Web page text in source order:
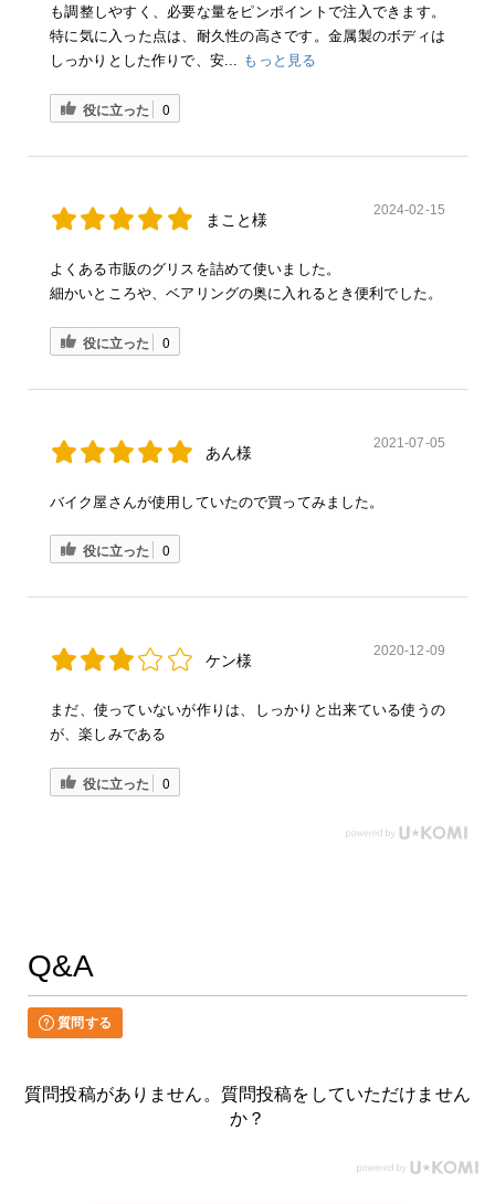
も調整しやすく、必要な量をピンポイントで注入できます。
特に気に入った点は、耐久性の高さです。金属製のボディは
しっかりとした作りで、安... もっと見る
役に立った 0
まこと様
2024-02-15
よくある市販のグリスを詰めて使いました。
細かいところや、ベアリングの奥に入れるとき便利でした。
役に立った 0
あん様
2021-07-05
バイク屋さんが使用していたので買ってみました。
役に立った 0
ケン様
2020-12-09
まだ、使っていないが作りは、しっかりと出来ている使うの
が、楽しみである
役に立った 0
Q&A
質問する
質問投稿がありません。質問投稿をしていただけません
か？